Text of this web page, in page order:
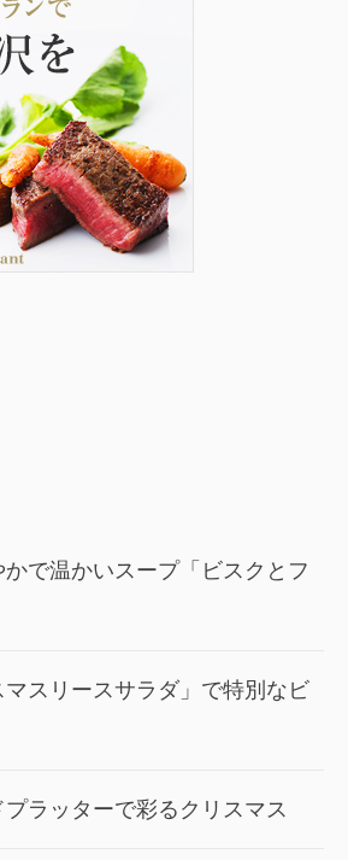
で温かいスープ「ビスクとフ
マスリースサラダ」で特別なビ
ラッターで彩るクリスマス